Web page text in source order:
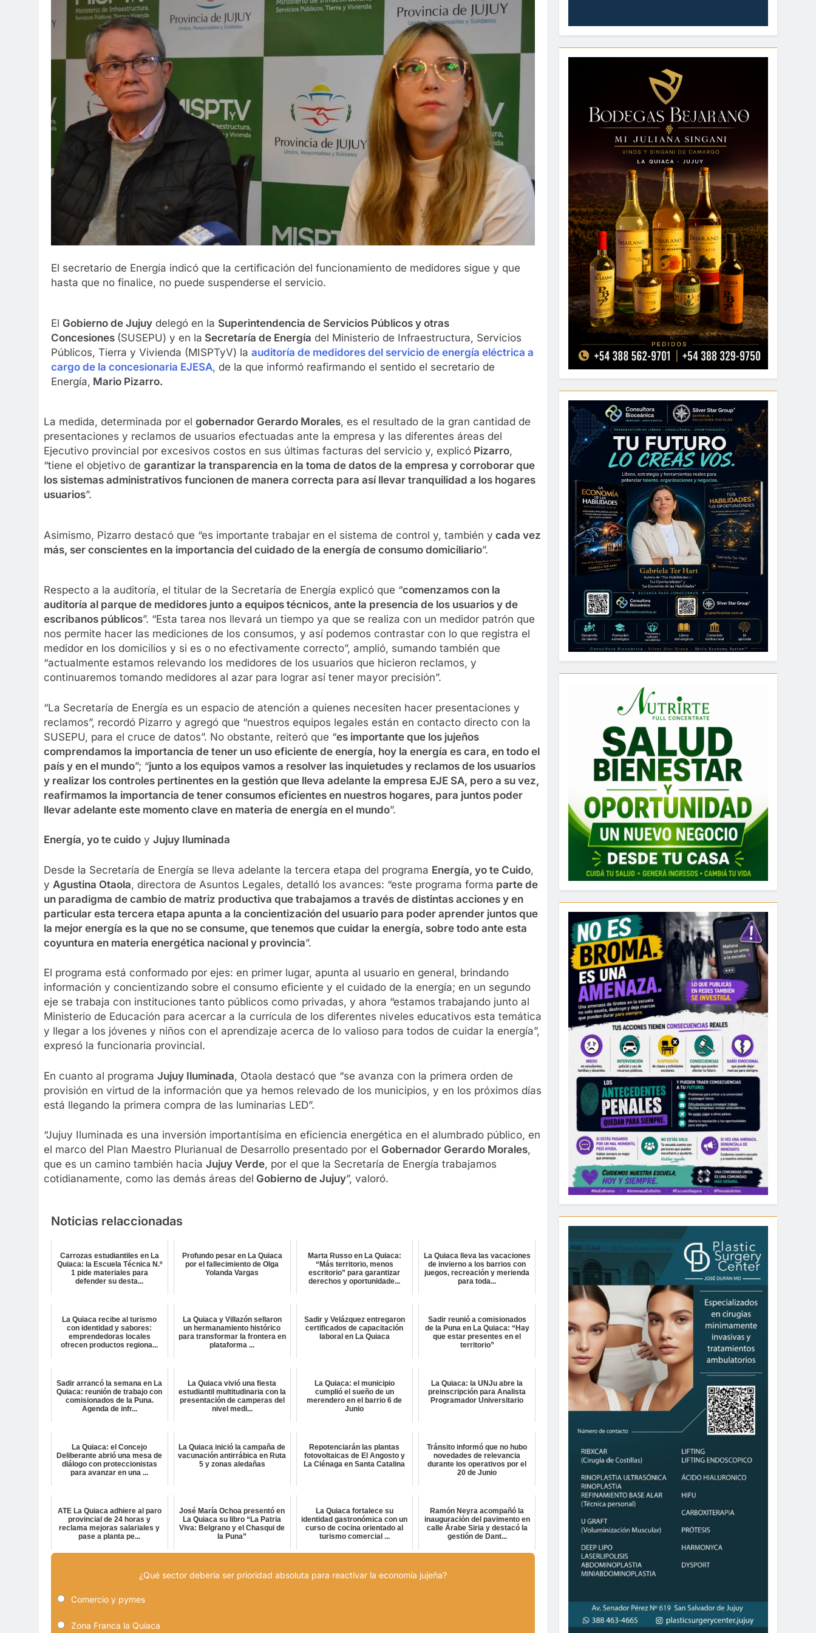
El secretario de Energía indicó que la certificación del funcionamiento de medidores sigue y que
hasta que no finalice, no puede suspenderse el servicio.
El Gobierno de Jujuy delegó en la Superintendencia de Servicios Públicos y otras
Concesiones (SUSEPU) y en la Secretaría de Energía del Ministerio de Infraestructura, Servicios
Públicos, Tierra y Vivienda (MISPTyV) la auditoría de medidores del servicio de energía eléctrica a
cargo de la concesionaria EJESA, de la que informó reafirmando el sentido el secretario de
Energía, Mario Pizarro.
La medida, determinada por el gobernador Gerardo Morales, es el resultado de la gran cantidad de
presentaciones y reclamos de usuarios efectuadas ante la empresa y las diferentes áreas del
Ejecutivo provincial por excesivos costos en sus últimas facturas del servicio y, explicó Pizarro,
“tiene el objetivo de garantizar la transparencia en la toma de datos de la empresa y corroborar que
los sistemas administrativos funcionen de manera correcta para así llevar tranquilidad a los hogares
usuarios”.
Asimismo, Pizarro destacó que “es importante trabajar en el sistema de control y, también y cada vez
más, ser conscientes en la importancia del cuidado de la energía de consumo domiciliario”.
Respecto a la auditoría, el titular de la Secretaría de Energía explicó que “comenzamos con la
auditoría al parque de medidores junto a equipos técnicos, ante la presencia de los usuarios y de
escribanos públicos”. “Esta tarea nos llevará un tiempo ya que se realiza con un medidor patrón que
nos permite hacer las mediciones de los consumos, y así podemos contrastar con lo que registra el
medidor en los domicilios y si es o no efectivamente correcto”, amplió, sumando también que
“actualmente estamos relevando los medidores de los usuarios que hicieron reclamos, y
continuaremos tomando medidores al azar para lograr así tener mayor precisión”.
“La Secretaría de Energía es un espacio de atención a quienes necesiten hacer presentaciones y
reclamos”, recordó Pizarro y agregó que “nuestros equipos legales están en contacto directo con la
SUSEPU, para el cruce de datos”. No obstante, reiteró que “es importante que los jujeños
comprendamos la importancia de tener un uso eficiente de energía, hoy la energía es cara, en todo el
país y en el mundo”; “junto a los equipos vamos a resolver las inquietudes y reclamos de los usuarios
y realizar los controles pertinentes en la gestión que lleva adelante la empresa EJE SA, pero a su vez,
reafirmamos la importancia de tener consumos eficientes en nuestros hogares, para juntos poder
llevar adelante este momento clave en materia de energía en el mundo”.
Energía, yo te cuido y Jujuy Iluminada
Desde la Secretaría de Energía se lleva adelante la tercera etapa del programa Energía, yo te Cuido,
y Agustina Otaola, directora de Asuntos Legales, detalló los avances: “este programa forma parte de
un paradigma de cambio de matriz productiva que trabajamos a través de distintas acciones y en
particular esta tercera etapa apunta a la concientización del usuario para poder aprender juntos que
la mejor energía es la que no se consume, que tenemos que cuidar la energía, sobre todo ante esta
coyuntura en materia energética nacional y provincia”.
El programa está conformado por ejes: en primer lugar, apunta al usuario en general, brindando
información y concientizando sobre el consumo eficiente y el cuidado de la energía; en un segundo
eje se trabaja con instituciones tanto públicos como privadas, y ahora “estamos trabajando junto al
Ministerio de Educación para acercar a la currícula de los diferentes niveles educativos esta temática
y llegar a los jóvenes y niños con el aprendizaje acerca de lo valioso para todos de cuidar la energía”,
expresó la funcionaria provincial.
En cuanto al programa Jujuy Iluminada, Otaola destacó que “se avanza con la primera orden de
provisión en virtud de la información que ya hemos relevado de los municipios, y en los próximos días
está llegando la primera compra de las luminarias LED”.
“Jujuy Iluminada es una inversión importantísima en eficiencia energética en el alumbrado público, en
el marco del Plan Maestro Plurianual de Desarrollo presentado por el Gobernador Gerardo Morales,
que es un camino también hacia Jujuy Verde, por el que la Secretaría de Energía trabajamos
cotidianamente, como las demás áreas del Gobierno de Jujuy”, valoró.
Noticias relaccionadas
Carrozas estudiantiles en La
Quiaca: la Escuela Técnica N.º
1 pide materiales para
defender su desta...
Profundo pesar en La Quiaca
por el fallecimiento de Olga
Yolanda Vargas
Marta Russo en La Quiaca:
“Más territorio, menos
escritorio” para garantizar
derechos y oportunidade...
La Quiaca lleva las vacaciones
de invierno a los barrios con
juegos, recreación y merienda
para toda...
La Quiaca recibe al turismo
con identidad y sabores:
emprendedoras locales
ofrecen productos regiona...
La Quiaca y Villazón sellaron
un hermanamiento histórico
para transformar la frontera en
plataforma ...
Sadir y Velázquez entregaron
certificados de capacitación
laboral en La Quiaca
Sadir reunió a comisionados
de la Puna en La Quiaca: “Hay
que estar presentes en el
territorio”
Sadir arrancó la semana en La
Quiaca: reunión de trabajo con
comisionados de la Puna.
Agenda de infr...
La Quiaca vivió una fiesta
estudiantil multitudinaria con la
presentación de camperas del
nivel medi...
La Quiaca: el municipio
cumplió el sueño de un
merendero en el barrio 6 de
Junio
La Quiaca: la UNJu abre la
preinscripción para Analista
Programador Universitario
La Quiaca: el Concejo
Deliberante abrió una mesa de
diálogo con proteccionistas
para avanzar en una ...
La Quiaca inició la campaña de
vacunación antirrábica en Ruta
5 y zonas aledañas
Repotenciarán las plantas
fotovoltaicas de El Angosto y
La Ciénaga en Santa Catalina
Tránsito informó que no hubo
novedades de relevancia
durante los operativos por el
20 de Junio
ATE La Quiaca adhiere al paro
provincial de 24 horas y
reclama mejoras salariales y
pase a planta pe...
José María Ochoa presentó en
La Quiaca su libro “La Patria
Viva: Belgrano y el Chasqui de
la Puna”
La Quiaca fortalece su
identidad gastronómica con un
curso de cocina orientado al
turismo comercial ...
Ramón Neyra acompañó la
inauguración del pavimento en
calle Árabe Siria y destacó la
gestión de Dant...
¿Qué sector debería ser prioridad absoluta para reactivar la economía jujeña?
Comercio y pymes
Zona Franca la Quiaca